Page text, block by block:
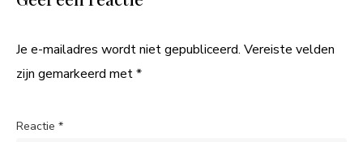
Je e-mailadres wordt niet gepubliceerd. Vereiste velden
zijn gemarkeerd met*
Reactie *